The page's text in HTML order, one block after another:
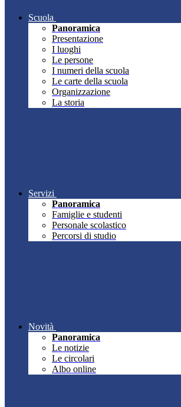
Scuola
Panoramica
Presentazione
I luoghi
Le persone
I numeri della scuola
Le carte della scuola
Organizzazione
La storia
Servizi
Panoramica
Famiglie e studenti
Personale scolastico
Percorsi di studio
Novità
Panoramica
Le notizie
Le circolari
Albo online